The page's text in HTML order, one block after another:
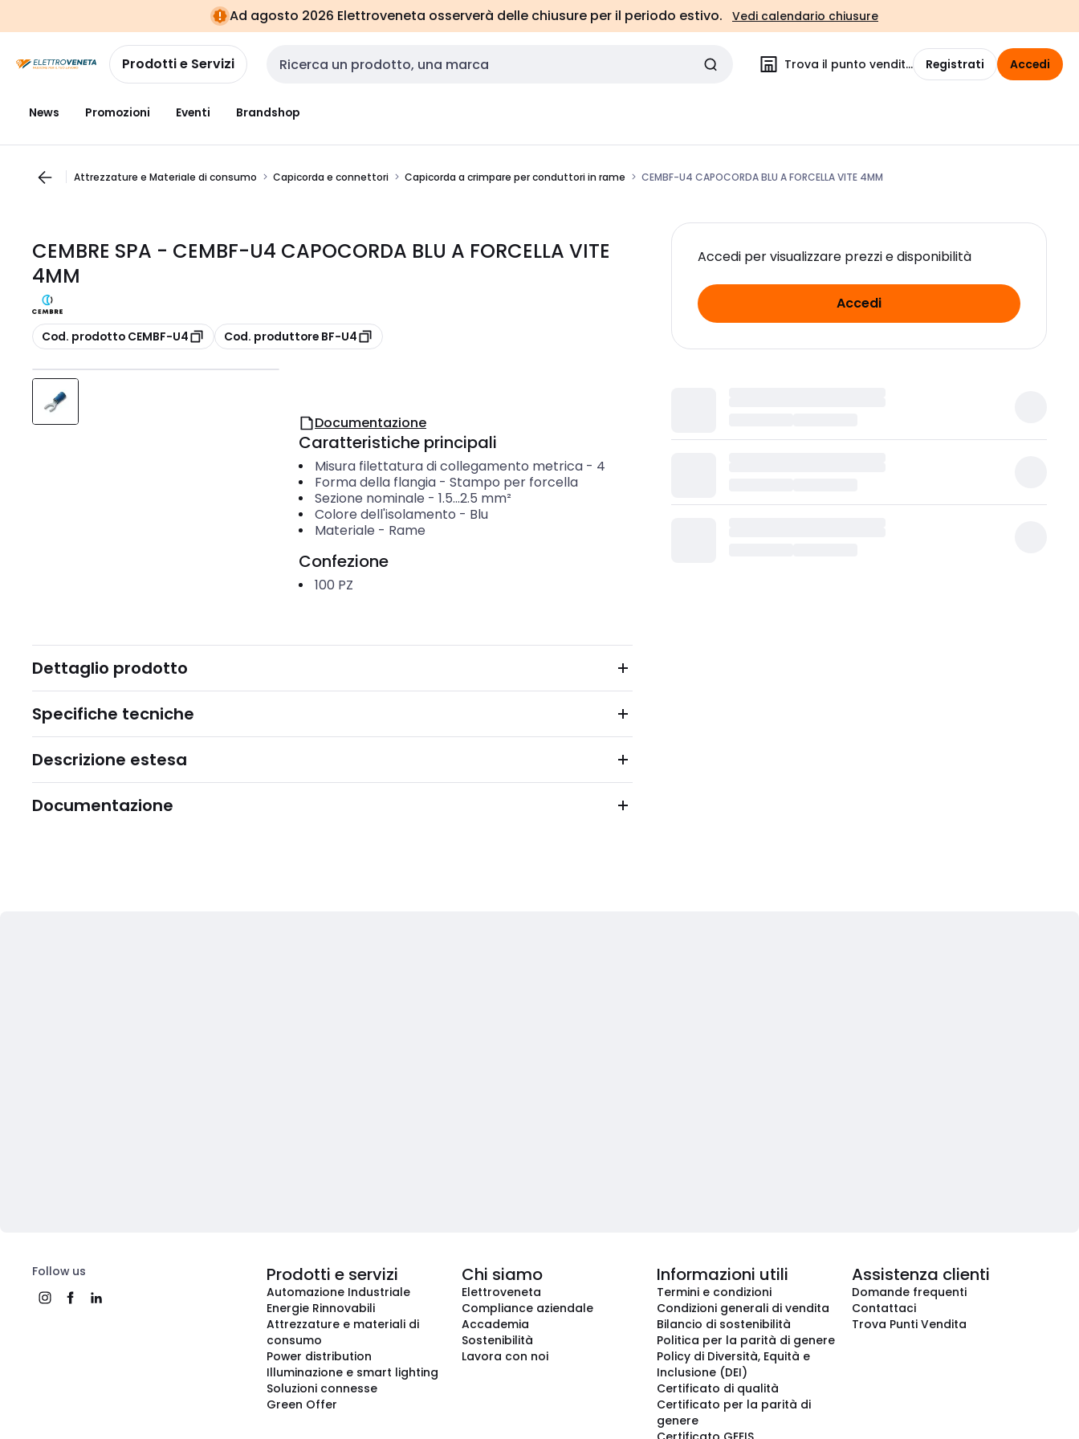
navigazionealla
pagina
Ad agosto 2026 Elettroveneta osserverà delle chiusure per il periodo estivo. Vedi calendario chiusure
Prodotti e Servizi Cerca input Trova il punto vendita Registrati Accedi
News Promozioni Eventi Brandshop
Attrezzature e Materiale di consumo Capicorda e connettori Capicorda a crimpare per conduttori in rame CEMBF-U4 CAPOCORDA BLU A FORCELLA VITE 4MM
CEMBRE SPA - CEMBF-U4 CAPOCORDA BLU A FORCELLA VITE
4MM
copia
Cod. prodotto CEMBF-U4 copia
Cod. produttore BF-U4
Accedi per visualizzare prezzi e disponibilità
Accedi
Documentazione
Caratteristiche principali
Misura filettatura di collegamento metrica- 4
Forma della flangia- Stampo per forcella
Sezione nominale - 1.5...2.5 mm²
Colore dell'isolamento - Blu
Materiale - Rame
Confezione
100 PZ
Dettaglio prodotto
Specifiche tecniche
Descrizione estesa
Documentazione
Follow us Prodotti e servizi
Automazione Industriale
Energie Rinnovabili
Attrezzature e materiali di
consumo
Power distribution
Illuminazione e smart lighting
Soluzioni connesse
Green Offer
Chi siamo
Elettroveneta
Compliance aziendale
Accademia
Sostenibilità
Lavora con noi
Informazioni utili
Termini e condizioni
Condizioni generali di vendita
Bilancio di sostenibilità
Politica per la parità di genere
Policy di Diversità, Equità e
Inclusione (DEI)
Certificato di qualità
Certificato per la parità di
genere
Assistenza clienti
Domande frequenti
Contattaci
Trova Punti Vendita